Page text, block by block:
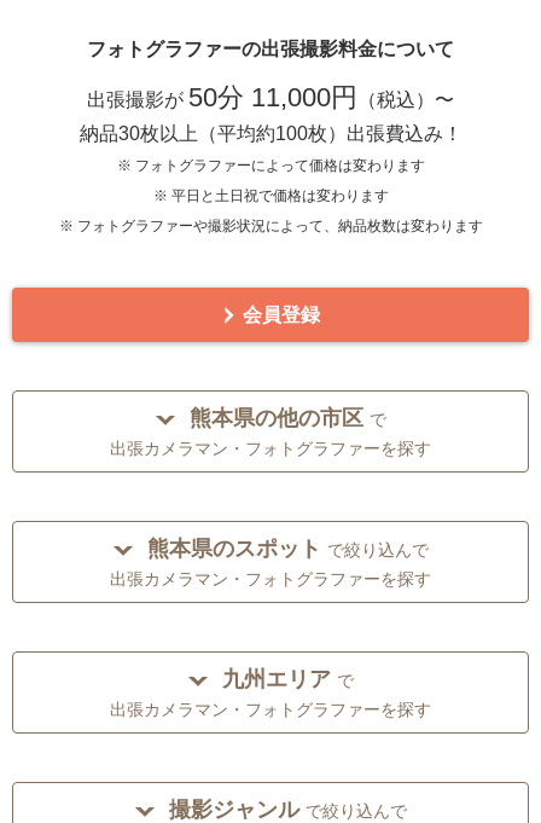
フォトグラファーの出張撮影料金について
出張撮影が 50分 11,000円
（税込）〜
納品30枚以上（平均約100枚）出張費込み！
※ フォトグラファーによって価格は変わります
※ 平日と土日祝で価格は変わります
※ フォトグラファーや撮影状況によって、納品枚数は変わります
会員登録
熊本県の他の市区 で
出張カメラマン・フォトグラファーを探す
熊本県のスポット で絞り込んで
出張カメラマン・フォトグラファーを探す
九州エリア で
出張カメラマン・フォトグラファーを探す
撮影ジャンル で絞り込んで